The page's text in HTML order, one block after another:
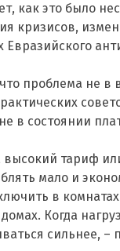
как это было
кризисов,
Евразийского
проблема не в
в состоянии
высокий тариф
мало и
в
Когда
сильнее, –